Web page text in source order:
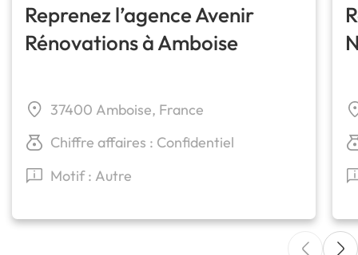
Reprenez l’agence Avenir
Rénovations à Amboise
37400 Amboise, France
Chiffre affaires : Confidentiel
Motif : Autre